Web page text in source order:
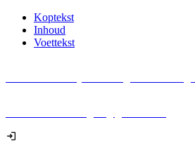
Koptekst
Inhoud
Voettekst